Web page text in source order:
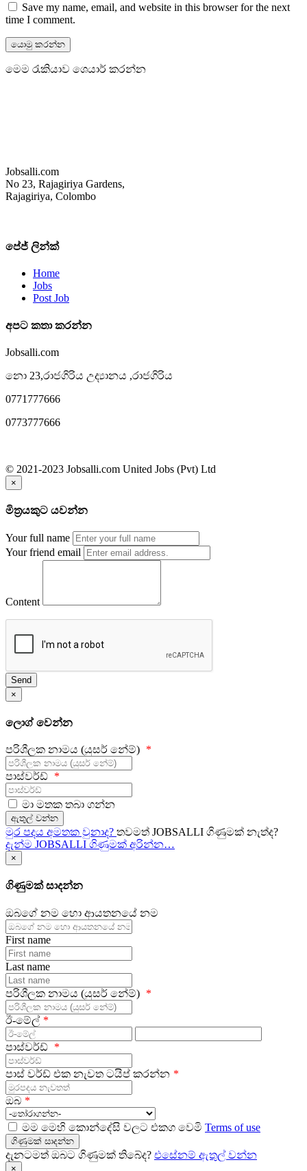
Save my name, email, and website in this browser for the next
time I comment.
මෙම රැකියාව ශෙයාර් කරන්න
Jobsalli.com
No 23, Rajagiriya Gardens,
Rajagiriya, Colombo
පේජ් ලින්ක්
Home
Jobs
Post Job
අපට කතා කරන්න
Jobsalli.com
නො 23,රාජගිරිය උද්‍යානය ,රාජගිරිය
0771777666
0773777666
© 2021-2023 Jobsalli.com United Jobs (Pvt) Ltd
×
මිත්‍රයකුට යවන්න
Your full name
Your friend email
Content
Send
×
ලොග් වෙන්න
පරිශීලක නාමය (යුසර් නේම්)
පාස්වර්ඩ්
මා මතක තබා ගන්න
ඇතුල් වන්න
මුර පදය අමතක වුනාද? තවමත් JOBSALLI ගිණුමක් නැත්ද?
දැන්ම JOBSALLI ගිණුමක් අරින්න…
×
ගිණුමක් සාදන්න
ඔබගේ නම හො ආයතනයේ නම
First name
Last name
පරිශීලක නාමය (යුසර් නේම්)
ඊ-මේල්
පාස්වර්ඩ්
පාස් වර්ඩ් එක නැවත ටයිප් කරන්න
ඔබ
මම මෙහි කොන්දේසි වලට එකග වෙමි Terms of use
ගිණුමක් සාදන්න
දැනටමත් ඔබට ගිණුමක් තිබේද? එසේනම් ඇතුල් වන්න
×